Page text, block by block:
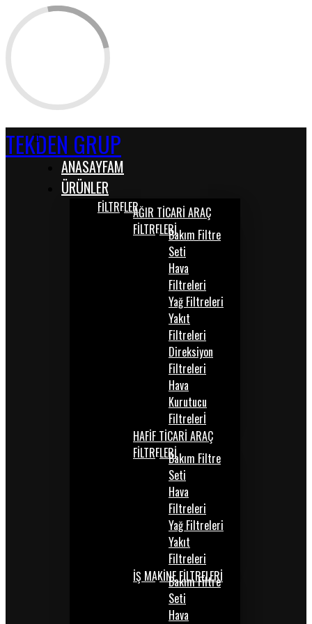
TEKDEN GRUP
ANASAYFAM
ÜRÜNLER
FİLTRELERAĞIR TİCARİ ARAÇ
FİLTRELERİBakım Filtre
Seti
Hava
Filtreleri
Yağ Filtreleri
Yakıt
Filtreleri
Direksiyon
Filtreleri
Hava
Kurutucu
Filtrelerİ
HAFİF TİCARİ ARAÇ
FİLTRELERİBakım Filtre
Seti
Hava
Filtreleri
Yağ Filtreleri
Yakıt
Filtreleri
İŞ MAKİNE FİLTRELERİ
Bakım Filtre
Seti
Hava